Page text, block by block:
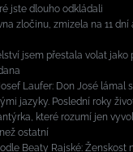
jste dlouho odkládali
zločinu, zmizela na 11 dní
jsem přestala volat jako
Laufer: Don José lámal
jazyky. Poslední roky
které rozumí jen
ostatní
Beaty Rajské: Ženskost